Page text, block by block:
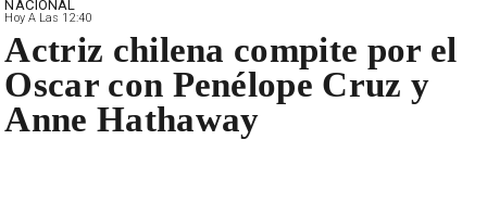
NACIONAL
Hoy A Las 12:40
Actriz chilena compite por el
Oscar con Penélope Cruz y
Anne Hathaway